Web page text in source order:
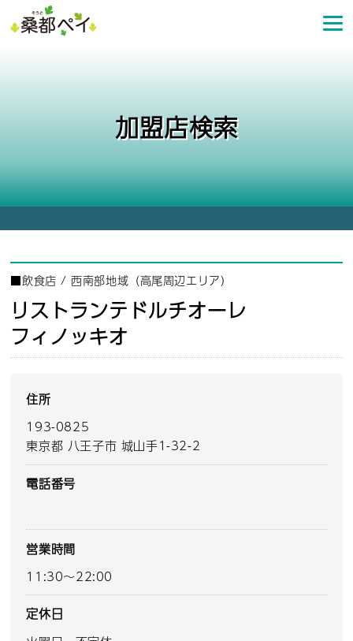
ン
プ
加盟店検索
■飲食店 /西南部地域（高尾周辺エリア）
リストランテドルチオーレ
フィノッキオ
住所
193-0825
東京都 八王子市 城山手1-32-2
電話番号
営業時間
11:30～22:00
定休日